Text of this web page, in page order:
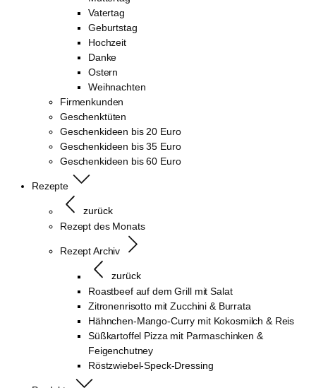
Vatertag
Geburtstag
Hochzeit
Danke
Ostern
Weihnachten
Firmenkunden
Geschenktüten
Geschenkideen bis 20 Euro
Geschenkideen bis 35 Euro
Geschenkideen bis 60 Euro
Rezepte
zurück
Rezept des Monats
Rezept Archiv
zurück
Roastbeef auf dem Grill mit Salat
Zitronenrisotto mit Zucchini & Burrata
Hähnchen-Mango-Curry mit Kokosmilch & Reis
Süßkartoffel Pizza mit Parmaschinken &
Feigenchutney
Röstzwiebel-Speck-Dressing